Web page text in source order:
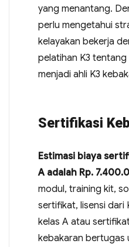
yang menantang.
perlu mengetahui
kelayakan bekerja
pelatihan K3
menjadi ahli K3
Sertifikasi
Estimasi biaya
A adalah Rp.
modul, training kit,
sertifikat, lisensi dari
kelas A atau
kebakaran bertugas